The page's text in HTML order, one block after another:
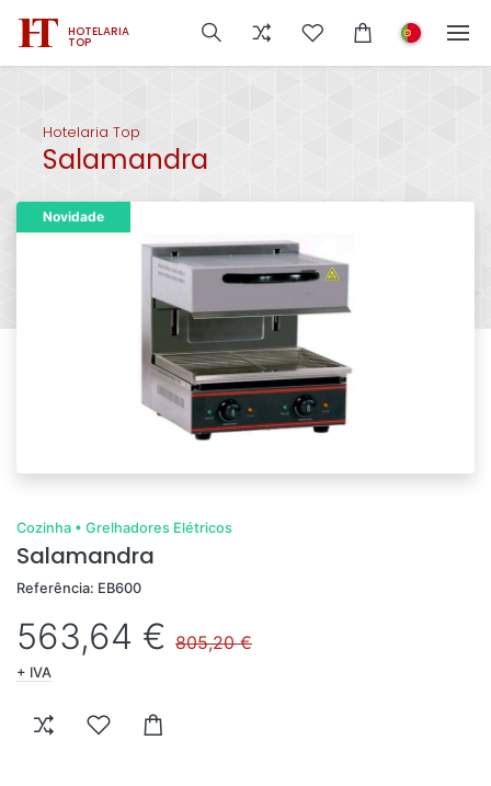
HOTELARIA
TOP
Hotelaria Top
Salamandra
Novidade
Cozinha • Grelhadores Elétricos
Salamandra
Referência: EB600
563,64 € 805,20 €
+ IVA